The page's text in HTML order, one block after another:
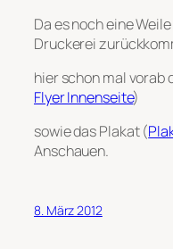
Da es noch eine
Druckerei
hier schon mal vorab
Flyer Innenseite)
sowie das Plakat (
Anschauen.
8. März 2012